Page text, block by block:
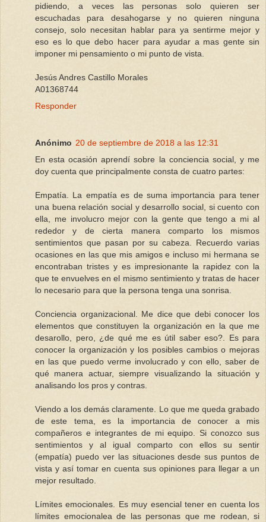
pidiendo, a veces las personas solo quieren ser
escuchadas para desahogarse y no quieren ninguna
consejo, solo necesitan hablar para ya sentirme mejor y
eso es lo que debo hacer para ayudar a mas gente sin
imponer mi pensamiento o mi punto de vista.
Jesús Andres Castillo Morales
A01368744
Responder
Anónimo 20 de septiembre de 2018 a las 12:31
En esta ocasión aprendí sobre la conciencia social, y me
doy cuenta que principalmente consta de cuatro partes:
Empatía. La empatía es de suma importancia para tener
una buena relación social y desarrollo social, si cuento con
ella, me involucro mejor con la gente que tengo a mi al
rededor y de cierta manera comparto los mismos
sentimientos que pasan por su cabeza. Recuerdo varias
ocasiones en las que mis amigos e incluso mi hermana se
encontraban tristes y es impresionante la rapidez con la
que te envuelves en el mismo sentimiento y tratas de hacer
lo necesario para que la persona tenga una sonrisa.
Conciencia organizacional. Me dice que debi conocer los
elementos que constituyen la organización en la que me
desarollo, pero, ¿de qué me es útil saber eso?. Es para
conocer la organización y los posibles cambios o mejoras
en las que puedo verme involucrado y con ello, saber de
qué manera actuar, siempre visualizando la situación y
analisando los pros y contras.
Viendo a los demás claramente. Lo que me queda grabado
de este tema, es la importancia de conocer a mis
compañeros e integrantes de mi equipo. Si conozco sus
sentimientos y al igual comparto con ellos su sentir
(empatía) puedo ver las situaciones desde sus puntos de
vista y así tomar en cuenta sus opiniones para llegar a un
mejor resultado.
Límites emocionales. Es muy esencial tener en cuenta los
límites emocionalea de las personas que me rodean, si